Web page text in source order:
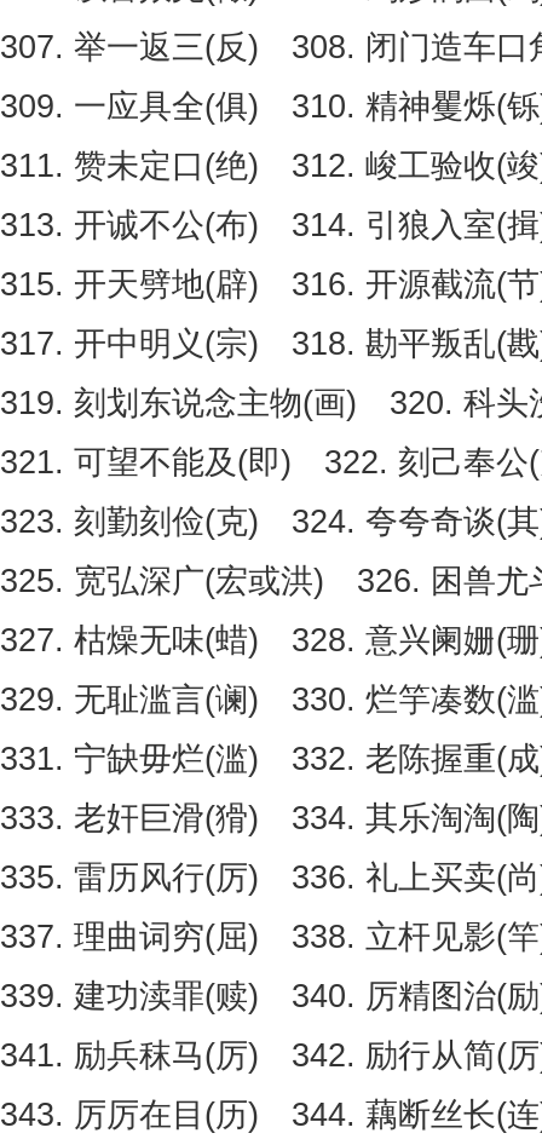
307. 举一返三(反) 308. 闭门造车口
309. 一应具全(俱) 310. 精神矍烁
311. 赞未定口(绝) 312. 峻工验收(
313. 开诚不公(布) 314. 引狼入室(
315. 开天劈地(辟) 316. 开源截流(
317. 开中明义(宗) 318. 勘平叛乱(
319. 刻划东说念主物(画) 320. 科头
321. 可望不能及(即) 322. 刻己奉公
323. 刻勤刻俭(克) 324. 夸夸奇谈(
325. 宽弘深广(宏或洪) 326. 困兽尤
327. 枯燥无味(蜡) 328. 意兴阑姗(
329. 无耻滥言(谰) 330. 烂竽凑数(
331. 宁缺毋烂(滥) 332. 老陈握重(
333. 老奸巨滑(猾) 334. 其乐淘淘
335. 雷历风行(厉) 336. 礼上买卖(
337. 理曲词穷(屈) 338. 立杆见影(
339. 建功渎罪(赎) 340. 厉精图治(
341. 励兵秣马(厉) 342. 励行从简(
343. 厉厉在目(历) 344. 藕断丝长(